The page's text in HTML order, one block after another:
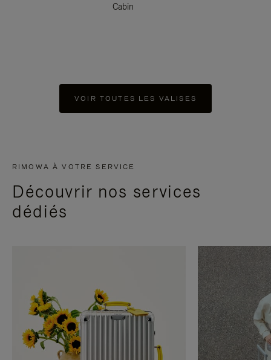
Cabin
VOIR TOUTES LES VALISES
RIMOWA À VOTRE SERVICE
Découvrir nos services
dédiés